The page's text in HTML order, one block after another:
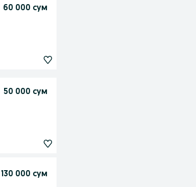
60 000 сум
50 000 сум
130 000 сум